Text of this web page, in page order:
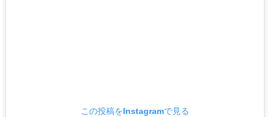
この投稿をInstagramで見る